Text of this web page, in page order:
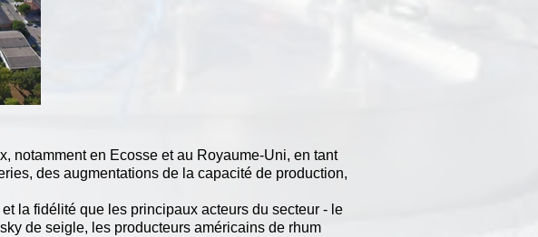
notamment en Ecosse et au Royaume-Uni, en tant
des augmentations de la capacité de production,
la fidélité que les principaux acteurs du secteur - le
de seigle, les producteurs américains de rhum